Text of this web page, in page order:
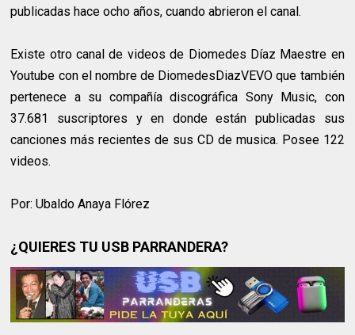
publicadas hace ocho años, cuando abrieron el canal.
Existe otro canal de videos de Diomedes Díaz Maestre en
Youtube con el nombre de DiomedesDiazVEVO que también
pertenece a su compañíadiscográfica Sony Music, con
37.681 suscriptores y en donde están publicadas sus
canciones más recientes de sus CD de musica. Posee 122
videos.
Por: Ubaldo Anaya Flórez
¿QUIERES TU USB PARRANDERA?